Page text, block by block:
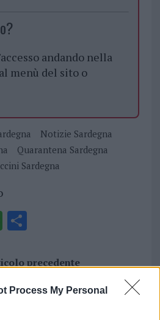
Process My Personal
andando nella
menù del sito o
Notizie Sardegna
Quarantena Sardegna
Sardegna
W
at
s
A
S
a
precedente